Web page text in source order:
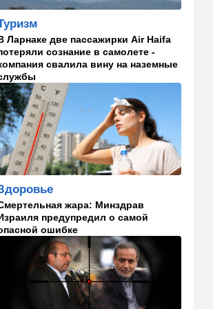
Эрдан и Эдельштейн
создали новую партию
В мире
Дело пошло: в Газе строят
базу для африканских
солдат, две дружественных
Израилю страны готовы
отправить контингент
Мнения
Открытое письмо министру
национальной безопасности
Итамару Бен-Гвиру
Транспорт
Реформа общественного
транспорта в Израиле: что
изменится для пассажиров
автобусов и поездов
Ларнаке две пассажирки Air Haifa
сознание в самолете -
свалила вину на наземные
жара: Минздрав
предупредил о самой
ошибке